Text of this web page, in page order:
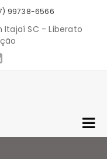
99738-6566
Itajaí SC - Liberato